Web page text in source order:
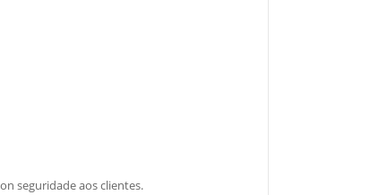
seguridade aos clientes.